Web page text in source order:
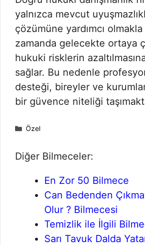
yalnızca mevcut
çözümüne yardımcı
zamanda gelecekte ortaya
hukuki risklerin
sağlar. Bu nedenle
desteği, bireyler ve
bir güvence niteliği
Kategoriler
Özel
Diğer Bilmeceler:
En Zor 50 Bilmece
Can Bedenden
Olur ? Bilmecesi
Temizlik ile İlgili
Sarı Tavuk Dalda